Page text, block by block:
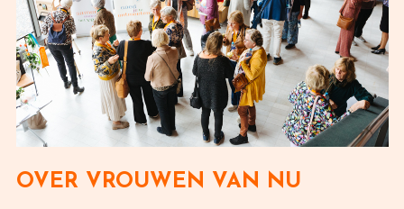
OVER VROUWEN VAN NU